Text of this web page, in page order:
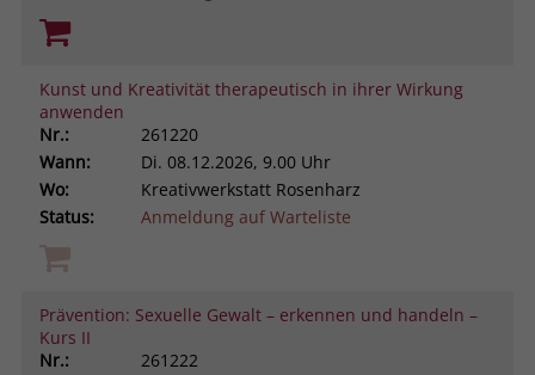
Kunst und Kreativität therapeutisch in ihrer Wirkung
anwenden
Nr.:
261220
Wann:
Di. 08.12.2026, 9.00 Uhr
Wo:
Kreativwerkstatt Rosenharz
Status:
Anmeldung auf Warteliste
Prävention: Sexuelle Gewalt – erkennen und handeln –
Kurs II
Nr.:
261222